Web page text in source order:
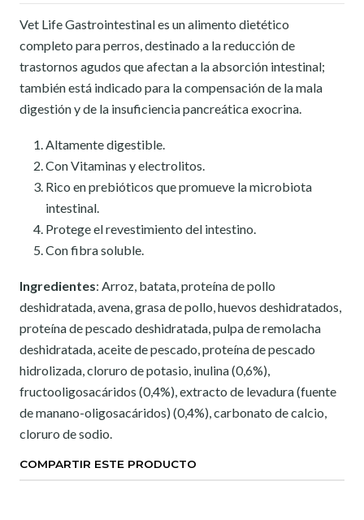
Vet Life Gastrointestinal es un alimento dietético
completo para perros, destinado a la reducción de
trastornos agudos que afectan a la absorción intestinal;
también está indicado para la compensación de la mala
digestión y de la insuficiencia pancreática exocrina.
Altamente digestible.
Con Vitaminas y electrolitos.
Rico en prebióticos que promueve la microbiota
intestinal.
Protege el revestimiento del intestino.
Con fibra soluble.
Ingredientes: Arroz, batata, proteína de pollo
deshidratada, avena, grasa de pollo, huevos deshidratados,
proteína de pescado deshidratada, pulpa de remolacha
deshidratada, aceite de pescado, proteína de pescado
hidrolizada, cloruro de potasio, inulina (0,6%),
fructooligosacáridos (0,4%), extracto de levadura (fuente
de manano-oligosacáridos) (0,4%), carbonato de calcio,
cloruro de sodio.
COMPARTIR ESTE PRODUCTO